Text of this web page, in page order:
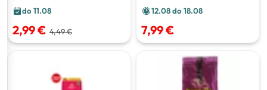
do 11.08
2,99 € 4,49 €
12.08 do 18.08
7,99 €